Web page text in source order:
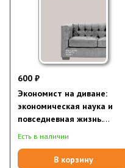
600 ₽
Экономист на диване:
экономическая наука и
повседневная жизнь.
Пересмотренное и
Есть в наличии
В корзину